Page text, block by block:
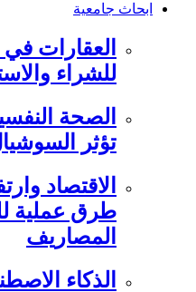
ابحاث جامعية
للشراء
تؤثر
طرق عملية
المصاريف